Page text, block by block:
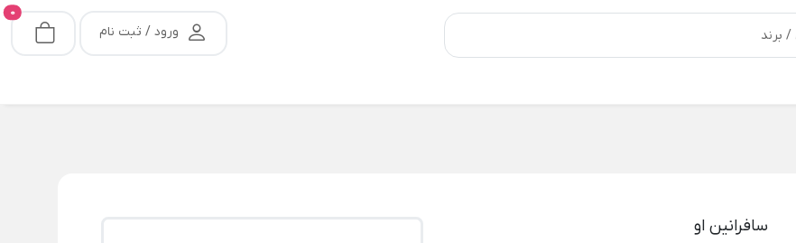
ورود / ثبت نام
0
سافرانین او